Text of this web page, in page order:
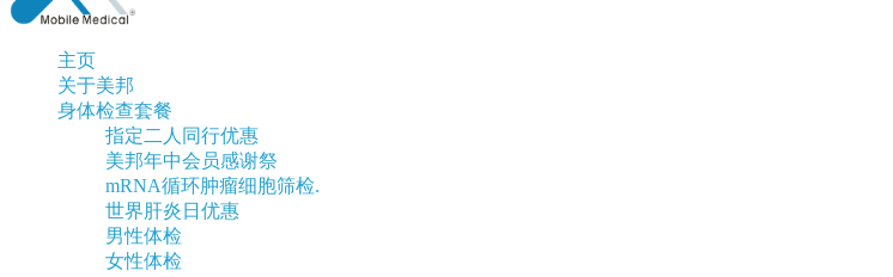
主页
关于美邦
身体检查套餐
指定二人同行优惠
美邦年中会员感谢祭
mRNA循环肿瘤细胞筛检.
世界肝炎日优惠
男性体检
女性体检